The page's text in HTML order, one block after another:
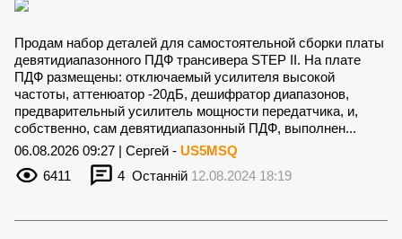
Продам набор деталей для самостоятельной сборки платы
девятидиапазонного ПДФ трансивера STEP II. На плате
ПДФ размещены: отключаемый усилителя высокой
частоты, аттенюатор -20дБ, дешифратор диапазонов,
предварительный усилитель мощности передатчика, и,
собственно, сам девятидиапазонный ПДФ, выполнен...
06.08.2026 09:27 | Сергей - US5MSQ
6411
4 Останній 12.08.2024 18:19